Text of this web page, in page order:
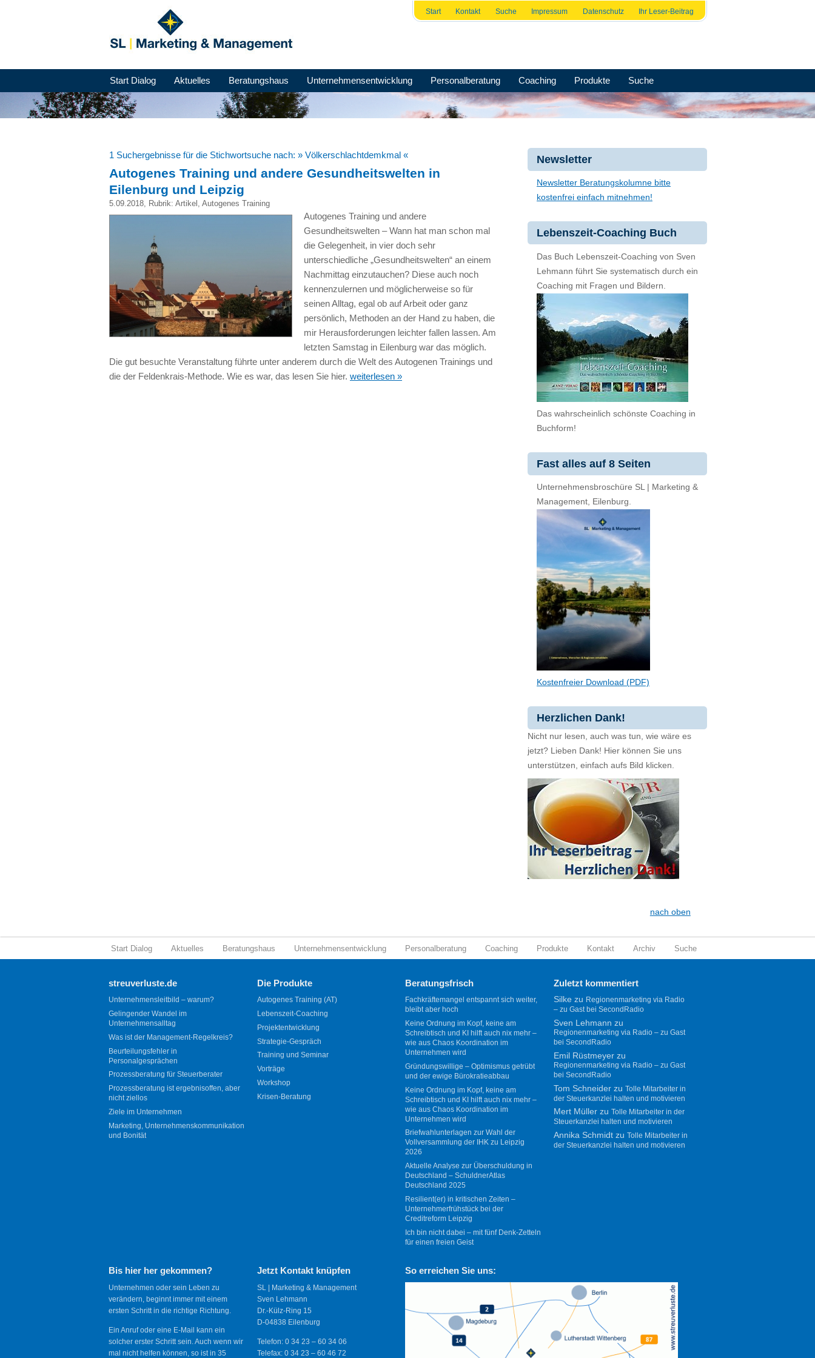
Start Kontakt Suche Impressum Datenschutz Ihr Leser-Beitrag
Start Dialog Aktuelles Beratungshaus Unternehmensentwicklung Personalberatung Coaching Produkte Suche
1 Suchergebnisse für die Stichwortsuche nach: » Völkerschlachtdemkmal «
Autogenes Training und andere Gesundheitswelten in
Eilenburg und Leipzig
5.09.2018, Rubrik: Artikel , Autogenes Training
Autogenes Training und andere
Gesundheitswelten – Wann hat man schon mal
die Gelegenheit, in vier doch sehr
unterschiedliche „Gesundheitswelten“ an einem
Nachmittag einzutauchen? Diese auch noch
kennenzulernen und möglicherweise so für
seinen Alltag, egal ob auf Arbeit oder ganz
persönlich, Methoden an der Hand zu haben, die
mir Herausforderungen leichter fallen lassen. Am
letzten Samstag in Eilenburg war das möglich.
Die gut besuchte Veranstaltung führte unter anderem durch die Welt des Autogenen Trainings und
die der Feldenkrais-Methode. Wie es war, das lesen Sie hier. weiterlesen »
Newsletter
Newsletter Beratungskolumne bitte
kostenfrei einfach mitnehmen!
Lebenszeit-Coaching Buch
Das Buch Lebenszeit-Coaching von Sven
Lehmann führt Sie systematisch durch ein
Coaching mit Fragen und Bildern.
Das wahrscheinlich schönste Coaching in
Buchform!
Fast alles auf 8 Seiten
Unternehmensbroschüre SL | Marketing &
Management, Eilenburg.
Kostenfreier Download (PDF)
Herzlichen Dank!
Nicht nur lesen, auch was tun, wie wäre es
jetzt? Lieben Dank! Hier können Sie uns
unterstützen, einfach aufs Bild klicken.
nach oben
Start Dialog Aktuelles Beratungshaus Unternehmensentwicklung Personalberatung Coaching Produkte Kontakt Archiv Suche
streuverluste.de
Unternehmensleitbild – warum?
Gelingender Wandel im
Unternehmensalltag
Was ist der Management-Regelkreis?
Beurteilungsfehler in
Personalgesprächen
Prozessberatung für Steuerberater
Prozessberatung ist ergebnisoffen, aber
nicht ziellos
Ziele im Unternehmen
Marketing, Unternehmenskommunikation
und Bonität
Die Produkte
Autogenes Training (AT)
Lebenszeit-Coaching
Projektentwicklung
Strategie-Gespräch
Training und Seminar
Vorträge
Workshop
Krisen-Beratung
Beratungsfrisch
Fachkräftemangel entspannt sich weiter,
bleibt aber hoch
Keine Ordnung im Kopf, keine am
Schreibtisch und KI hilft auch nix mehr –
wie aus Chaos Koordination im
Unternehmen wird
Gründungswillige – Optimismus getrübt
und der ewige Bürokratieabbau
Keine Ordnung im Kopf, keine am
Schreibtisch und KI hilft auch nix mehr –
wie aus Chaos Koordination im
Unternehmen wird
Briefwahlunterlagen zur Wahl der
Vollversammlung der IHK zu Leipzig
2026
Aktuelle Analyse zur Überschuldung in
Deutschland – SchuldnerAtlas
Deutschland 2025
Resilient(er) in kritischen Zeiten –
Unternehmerfrühstück bei der
Creditreform Leipzig
Ich bin nicht dabei – mit fünf Denk-Zetteln
für einen freien Geist
Zuletzt kommentiert
Silkezu Regionenmarketing via Radio
– zu Gast bei SecondRadio
Sven Lehmann zu
Regionenmarketing via Radio – zu Gast
bei SecondRadio
Emil Rüstmeyerzu
Regionenmarketing via Radio – zu Gast
bei SecondRadio
Tom Schneiderzu Tolle Mitarbeiter in
der Steuerkanzlei halten und motivieren
Mert Müllerzu Tolle Mitarbeiter in der
Steuerkanzlei halten und motivieren
Annika Schmidtzu Tolle Mitarbeiter in
der Steuerkanzlei halten und motivieren
Bis hier her gekommen?
Unternehmen oder sein Leben zu
verändern, beginnt immer mit einem
ersten Schritt in die richtige Richtung.
Ein Anruf oder eine E-Mail kann ein
solcher erster Schritt sein. Auch wenn wir
mal nicht helfen können, so ist in 35
Jetzt Kontakt knüpfen
SL | Marketing & Management
Sven Lehmann
Dr.-Külz-Ring 15
D-04838 Eilenburg
Telefon: 0 34 23 – 60 34 06
Telefax: 0 34 23 – 60 46 72
So erreichen Sie uns: